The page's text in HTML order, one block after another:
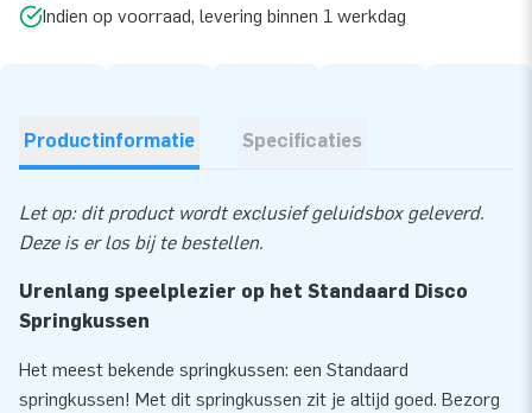
Indien op voorraad, levering binnen 1 werkdag
Productinformatie Specificaties
Let op: dit product wordt exclusief geluidsbox geleverd.
Deze is er los bij te bestellen.
Urenlang speelplezier op het Standaard Disco
Springkussen
Het meest bekende springkussen: een Standaard
springkussen! Met dit springkussen zit je altijd goed. Bezorg